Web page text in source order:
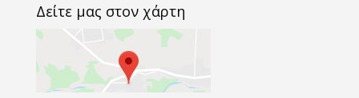
Δείτε μας στον χάρτη